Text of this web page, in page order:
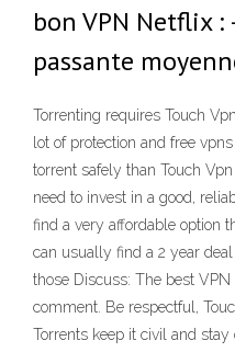
bon VPN Netflix :
passante
Torrenting requires Touch
lot of protection and free
torrent safely than Touch
need to invest in a good,
find a very affordable option
can usually find a 2 year
those Discuss: The best
comment. Be respectful,
Torrents keep it civil and